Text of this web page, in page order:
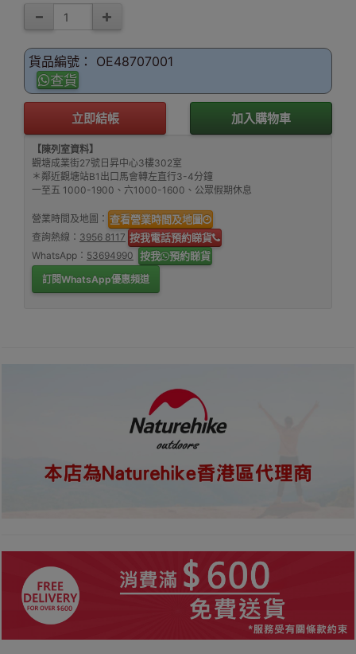
貨品編號： OE48707001
查貨
立即結帳 加入購物車
【陳列室資料】
觀塘成業街27號日昇中心3樓302室
＊鄰近觀塘站B1出口馬會轉左直行3-4分鐘
一至五 1000-1900、六1000-1600、公眾假期休息
營業時間及地圖： 查看營業時間及地圖
查詢熱線： 3956 8117 按我電話預約睇貨
WhatsApp： 53694990 按我 預約睇貨
訂閱WhatsApp優惠頻道